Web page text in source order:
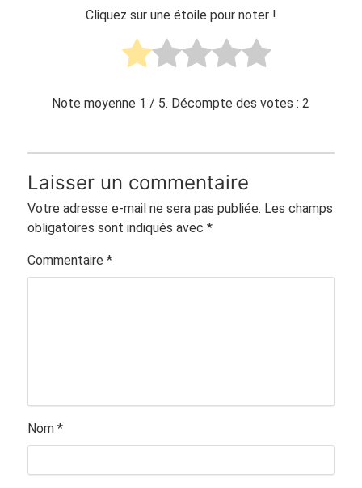
Cliquez sur une étoile pour noter !
Note moyenne 1 / 5. Décompte des votes :2
Laisser un commentaire
Votre adresse e-mail ne sera pas publiée. Les champs
obligatoires sont indiqués avec *
Commentaire *
Nom *